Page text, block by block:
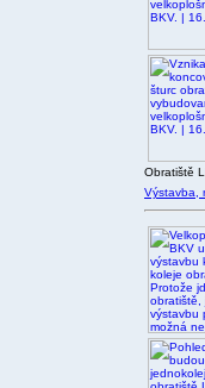
Obratiště
Výstavba,